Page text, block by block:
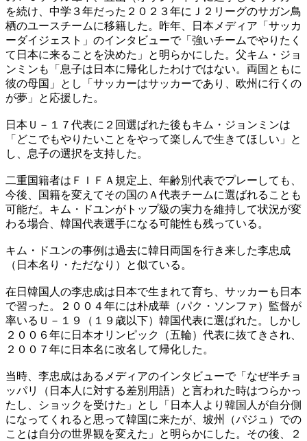
を続け、中学３年だった２０２３年にＪ２リーグのサガン鳥
栖のユースチームに移籍した。昨年、日本メディア「サッカ
ーダイジェスト」のインタビューで「強いチームでやりたく
て日本に来ることを決めた」と明らかにした。父キム・ジョ
ンミンも「息子は日本に帰化したわけではない。両国ともに
彼の母国」とし「サッカーはサッカーであり、欧州に行くの
が夢」と応援した。
日本Ｕ－１７代表に２回選ばれた後もキム・ジョンミンは
「どこでもやりたいことをやって楽しんで生きてほしい」と
し、息子の選択を支持した。
二重国籍者はＦＩＦＡ規定上、年齢別代表でプレーしても、
今後、国籍を変えてその国のＡ代表チームに選ばれることも
可能だ。キム・ドユンがトップ級の実力を維持して状況が変
わる場合、韓国代表選手になる可能性も残っている。
キム・ドユンの事例は過去に韓日両国を行き来した李忠成
（日本名り・ただなり）と似ている。
在日韓国人の李忠成は日本で生まれて育ち、サッカーも日本
で習った。２００４年には朴成華（パク・ソンファ）監督が
率いるＵ－１９（１９歳以下）韓国代表に選ばれた。しかし
２００６年に日本オリンピック（五輪）代表に抜てきされ、
２００７年に日本名に改名して帰化した。
当時、李忠成はあるメディアのインタビューで「なぜ半チョ
ッパリ（日本人に対する差別用語）と言われた時はつらかっ
たし、ショックを受けた」とし「日本人より韓国人が自分側
になってくれると思って韓国に来たが、坡州（パジュ）での
ことは自分の世界観を変えた」と明らかにした。その後、２